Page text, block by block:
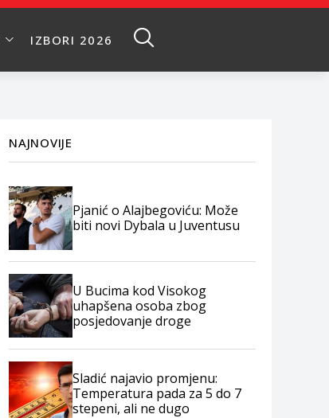
IZBORI 2026
NAJNOVIJE
Pjanić o Alajbegoviću: Može
biti novi Dybala u Juventusu
U Bucima kod Visokog
uhapšena osoba zbog
posjedovanje droge
Sladić najavio promjenu:
Temperatura pada za 5 do 7
stepeni, ali ne dugo